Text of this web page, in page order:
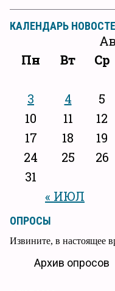
КАЛЕНДАРЬ
Пн
Вт Ср
« ИЮЛ
3
4 5
10
11 12
17
18 19
24
25 26
31
ОПРОСЫ
Извините, в настоящее
Архив опросов